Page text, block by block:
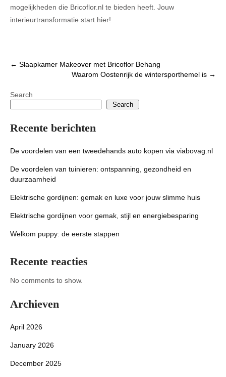
mogelijkheden die Bricoflor.nl te bieden heeft. Jouw
interieurtransformatie start hier!
Post
← Slaapkamer Makeover met Bricoflor Behang
Waarom Oostenrijk de wintersporthemel is →
Search
Search
Recente berichten
De voordelen van een tweedehands auto kopen via viabovag.nl
De voordelen van tuinieren: ontspanning, gezondheid en
duurzaamheid
Elektrische gordijnen: gemak en luxe voor jouw slimme huis
Elektrische gordijnen voor gemak, stijl en energiebesparing
Welkom puppy: de eerste stappen
Recente reacties
No comments to show.
Archieven
April 2026
January 2026
December 2025